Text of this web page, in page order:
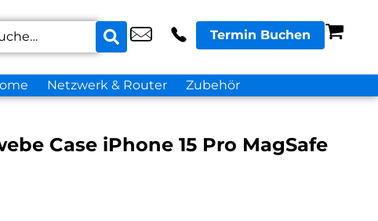
Termin Buchen
Netzwerk & Router Zubehör
Case iPhone 15 Pro MagSafe